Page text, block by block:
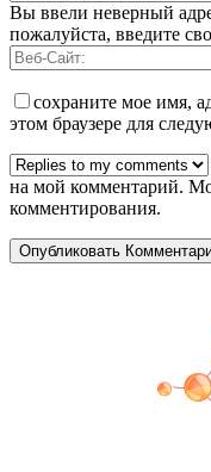
Вы ввели неверный
пожалуйста, введите
сохраните мое имя,
этом браузере для
на мой комментарий.
комментирования.